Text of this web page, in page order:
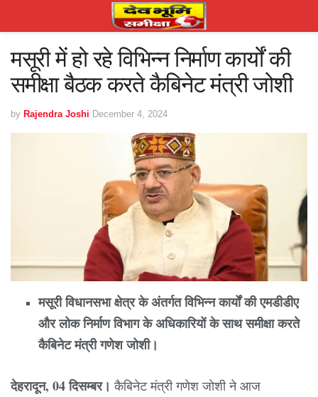
मसूरी में हो रहे विभिन्न निर्माण कार्यों की
समीक्षा बैठक करते कैबिनेट मंत्री जोशी
by Rajendra Joshi December 4, 2024
मसूरी विधानसभा क्षेत्र के अंतर्गत विभिन्न कार्यों की एमडीडीए
और लोक निर्माण विभाग के अधिकारियों के साथ समीक्षा करते
कैबिनेट मंत्री गणेश जोशी।
देहरादून, 04 दिसम्बर। कैबिनेट मंत्री गणेश जोशी ने आज